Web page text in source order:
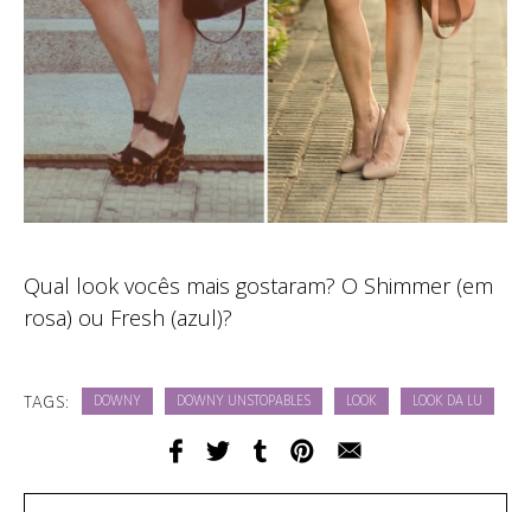
Qual look vocês mais gostaram? O Shimmer (em
rosa) ou Fresh (azul)?
TAGS: DOWNY DOWNY UNSTOPABLES LOOK LOOK DA LU